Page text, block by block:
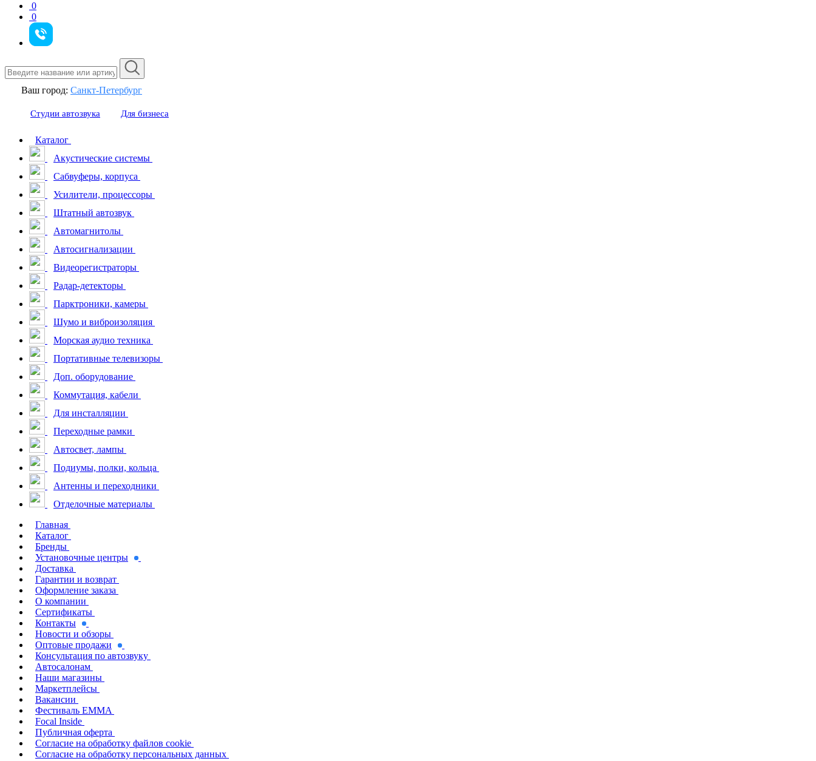
0
0
Ваш город: Санкт-Петербург
Студии автозвука Для бизнеса
Каталог
Акустические системы
Сабвуферы, корпуса
Усилители, процессоры
Штатный автозвук
Автомагнитолы
Автосигнализации
Видеорегистраторы
Радар-детекторы
Парктроники, камеры
Шумо и виброизоляция
Морская аудио техника
Портативные телевизоры
Доп. оборудование
Коммутация, кабели
Для инсталляции
Переходные рамки
Автосвет, лампы
Подиумы, полки, кольца
Антенны и переходники
Отделочные материалы
Главная
Каталог
Бренды
Установочные центры
Доставка
Гарантии и возврат
Оформление заказа
О компании
Сертификаты
Контакты
Новости и обзоры
Оптовые продажи
Консультация по автозвуку
Автосалонам
Наши магазины
Маркетплейсы
Вакансии
Фестиваль EMMA
Focal Inside
Публичная оферта
Согласие на обработку файлов cookie
Согласие на обработку персональных данных